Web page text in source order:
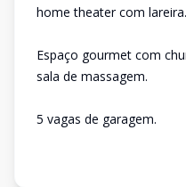
home theater com lareira.
Espaço gourmet com
sala de massagem.
5 vagas de garagem.